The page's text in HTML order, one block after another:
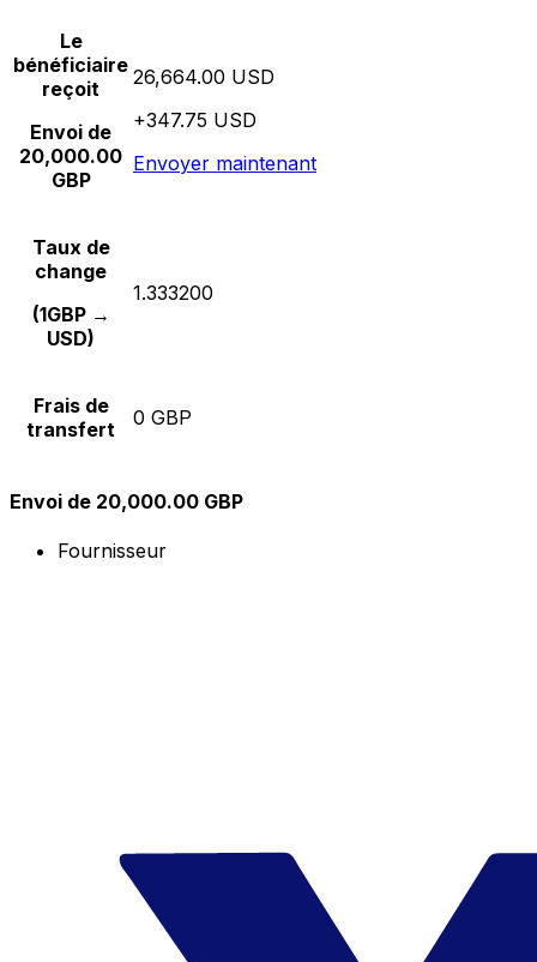
Le
bénéficiaire
reçoit
Envoi de
20,000.00
GBP
26,664.00 USD
+347.75 USD
Envoyer maintenant
Taux de
change
(1GBP →
USD)
1.333200
Frais de
transfert
0 GBP
Envoi de 20,000.00 GBP
Fournisseur